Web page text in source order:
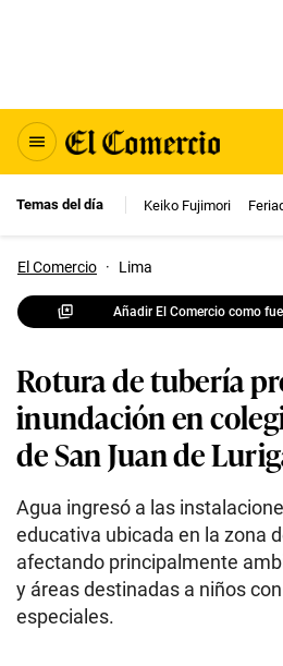
Temas del día Keiko Fujimori
El Comercio · Lima
Añadir El Comercio como
Rotura de tubería
inundación en
de San Juan de
Agua ingresó a las
educativa ubicada en la zona
afectando principalmente
y áreas destinadas a niños
especiales.